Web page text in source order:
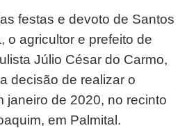
festas e devoto de Santos
o agricultor e prefeito de
Júlio César do Carmo,
decisão de realizar o
janeiro de 2020, no recinto
em Palmital.